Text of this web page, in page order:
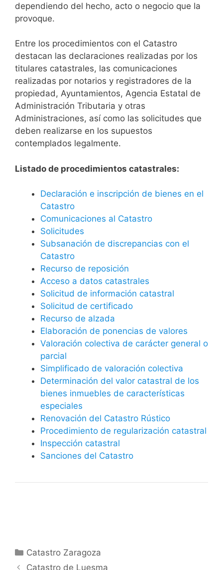
dependiendo del hecho, acto o negocio que la
provoque.
Entre los procedimientos con el Catastro
destacan las declaraciones realizadas por los
titulares catastrales, las comunicaciones
realizadas por notarios y registradores de la
propiedad, Ayuntamientos, Agencia Estatal de
Administración Tributaria y otras
Administraciones, así como las solicitudes que
deben realizarse en los supuestos
contemplados legalmente.
Listado de procedimientos catastrales:
Declaración e inscripción de bienes en el
Catastro
Comunicaciones al Catastro
Solicitudes
Subsanación de discrepancias con el
Catastro
Recurso de reposición
Acceso a datos catastrales
Solicitud de información catastral
Solicitud de certificado
Recurso de alzada
Elaboración de ponencias de valores
Valoración colectiva de carácter general o
parcial
Simplificado de valoración colectiva
Determinación del valor catastral de los
bienes inmuebles de características
especiales
Renovación del Catastro Rústico
Procedimiento de regularización catastral
Inspección catastral
Sanciones del Catastro
Categorías
Catastro Zaragoza
Catastro de Luesma